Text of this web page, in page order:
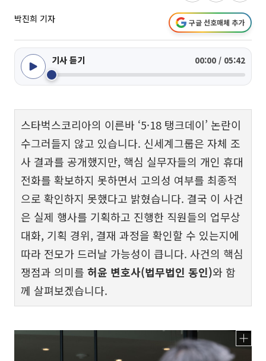
박진희 기자 구글 선호매체 추가
기사 듣기 00:00 / 05:42
스타벅스코리아의 이른바 ‘5·18 탱크데이’ 논란이
수그러들지 않고 있습니다. 신세계그룹은 자체 조
사 결과를 공개했지만, 핵심 실무자들의 개인 휴대
전화를 확보하지 못하면서 고의성 여부를 최종적
으로 확인하지 못했다고 밝혔습니다. 결국 이 사건
은 실제 행사를 기획하고 진행한 직원들의 업무상
대화, 기획 경위, 결재 과정을 확인할 수 있는지에
따라 전모가 드러날 가능성이 큽니다. 사건의 핵심
쟁점과 의미를 허윤 변호사(법무법인 동인)와 함
께 살펴보겠습니다.